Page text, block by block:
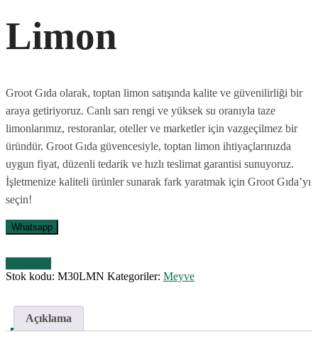
Limon
Groot Gıda olarak, toptan limon satışında kalite ve güvenilirliği bir
araya getiriyoruz. Canlı sarı rengi ve yüksek su oranıyla taze
limonlarımız, restoranlar, oteller ve marketler için vazgeçilmez bir
üründür. Groot Gıda güvencesiyle, toptan limon ihtiyaçlarınızda
uygun fiyat, düzenli tedarik ve hızlı teslimat garantisi sunuyoruz.
İşletmenize kaliteli ürünler sunarak fark yaratmak için Groot Gıda’yı
seçin!
Whatsapp
Stok kodu: M30LMN Kategoriler: Meyve
Açıklama